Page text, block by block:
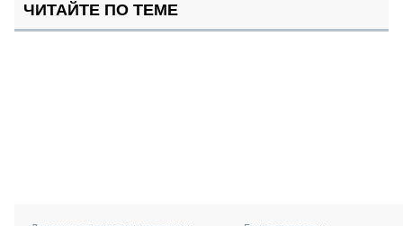
ЧИТАЙТЕ ПО ТЕМЕ